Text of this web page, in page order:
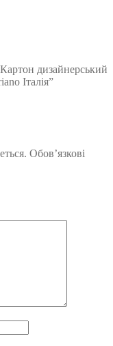
дизайнерський
Італія”
Обов’язкові